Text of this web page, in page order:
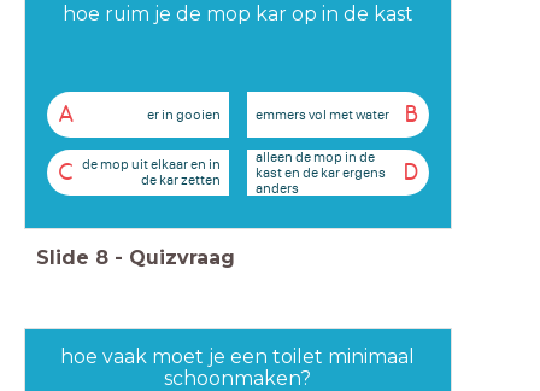
hoe ruim je de mop kar op in de kast
A er in gooien B
emmers vol met water
C de mop uit elkaar en in
de kar zetten
D
alleen de mop in de
kast en de kar ergens
anders
Slide 8 - Quizvraag
hoe vaak moet je een toilet minimaal
schoonmaken?